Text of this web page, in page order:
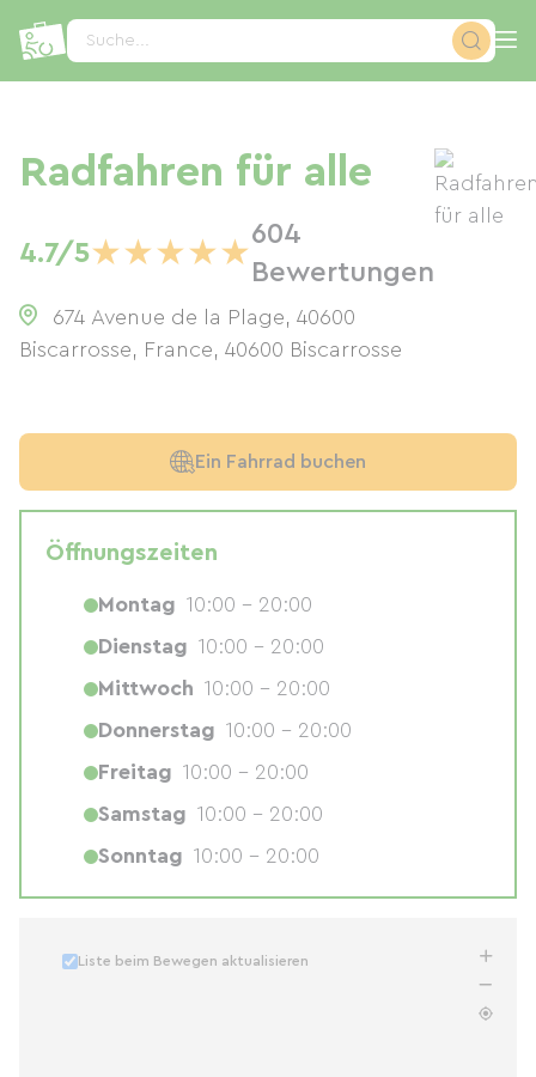
Suche...
Radfahren für alle
4.7/5★★★★★
604
Bewertungen
674 Avenue de la Plage, 40600
Biscarrosse, France, 40600 Biscarrosse
Liste beim Bewegen aktualisieren
Ein Fahrrad buchen
Öffnungszeiten
Montag 10:00 - 20:00
Dienstag 10:00 - 20:00
Mittwoch 10:00 - 20:00
Donnerstag 10:00 - 20:00
Freitag 10:00 - 20:00
Samstag 10:00 - 20:00
Sonntag 10:00 - 20:00
Cookie-Einstellungen